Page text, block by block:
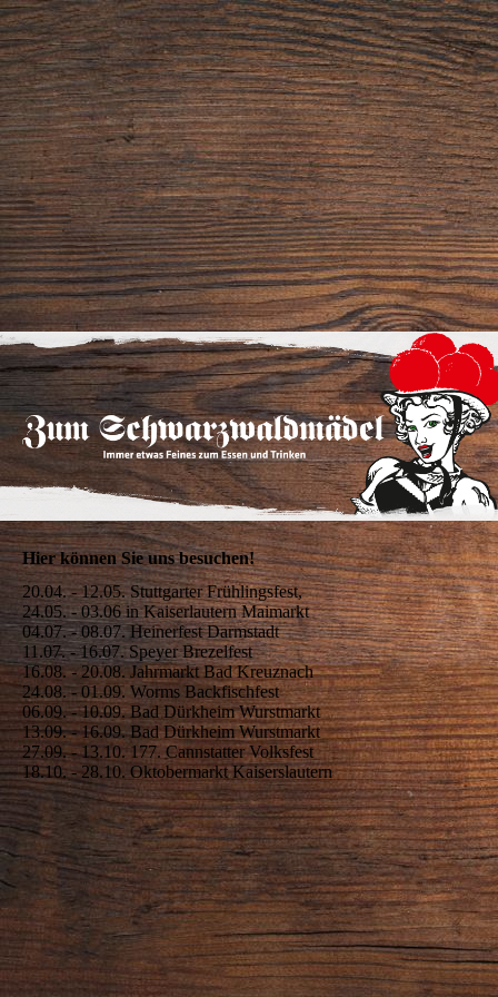
Hier können Sie uns besuchen!
20.04. - 12.05. Stuttgarter Frühlingsfest,
24.05. - 03.06 in Kaiserlautern Maimarkt
04.07. - 08.07. Heinerfest Darmstadt
11.07. - 16.07. Speyer Brezelfest
16.08. - 20.08. Jahrmarkt Bad Kreuznach
24.08. - 01.09. Worms Backfischfest
06.09. - 10.09. Bad Dürkheim Wurstmarkt
13.09. - 16.09. Bad Dürkheim Wurstmarkt
27.09. - 13.10. 177. Cannstatter Volksfest
18.10. - 28.10. Oktobermarkt Kaiserslautern